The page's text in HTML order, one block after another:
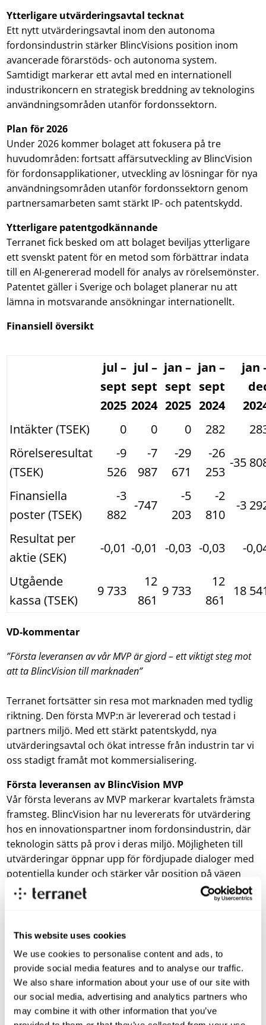
This website uses cookies
We use cookies to personalise content and ads, to
provide social media features and to analyse our traffic.
We also share information about your use of our site with
our social media, advertising and analytics partners who
may combine it with other information that you’ve
Ytterligare utvärderingsavtal tecknat
Ett nytt utvärderingsavtal inom den autonoma
fordonsindustrin stärker BlincVisions position inom
avancerade förarstöds- och autonoma system.
Samtidigt markerar ett avtal med en internationell
industrikoncern en strategisk breddning av teknologins
användningsområden utanför fordonssektorn.
Plan för 2026
Under 2026 kommer bolaget att fokusera på tre
huvudområden: fortsatt affärsutveckling av BlincVision
för fordonsapplikationer, utveckling av lösningar för nya
användningsområden utanför fordonssektorn genom
partnersamarbeten samt stärkt IP- och patentskydd.
Ytterligare patentgodkännande
Terranet fick besked om att bolaget beviljas ytterligare
ett svenskt patent för en metod som förbättrar indata
till en AI-genererad modell för analys av rörelsemönster.
Patentet gäller i Sverige och bolaget planerar nu att
lämna in motsvarande ansökningar internationellt.
Finansiell översikt
jul –
sept
2025
jul –
sept
2024
jan –
sept
2025
jan –
sept
2024
jan
Intäkter (TSEK)
0 0 0 282
Rörelseresultat
(TSEK)
-9
526
-7
987
-29
671
-26
253
-35
Finansiella
poster (TSEK)
-3
882
-747
-5
203
-2
810
-3
Resultat per
aktie (SEK)
-0,01 -0,01 -0,03 -0,03 -
Utgående
kassa (TSEK)
9 733
12
861
9 733
12
861
18
VD-kommentar
”Första leveransen av vår MVP är gjord – ett viktigt steg mot
att ta BlincVision till marknaden”
Terranet fortsätter sin resa mot marknaden med tydlig
riktning. Den första MVP:n är levererad och testad i
partners miljö. Med ett stärkt patentskydd, nya
utvärderingsavtal och ökat intresse från industrin tar vi
oss stadigt framåt mot kommersialisering.
Första leveransen av BlincVision MVP
Vår första leverans av MVP markerar kvartalets främsta
framsteg. BlincVision har nu levererats för utvärdering
hos en innovationspartner inom fordonsindustrin, där
teknologin sätts på prov i deras miljö. Möjligheten till
utvärderingar öppnar upp för fördjupade dialoger med
potentiella kunder och stärker vår position på vägen
mot kommersiell användning. Intresset för BlincVision
ökar i takt med att teknologin nu kan demonstreras och
Närvaro på branschens ledande mötesplatser
Vi har ökat våra satsningar inom marknadsföring och
affärsutveckling för att stärka vår position och skapa
förutsättningar för framtida tillväxt. Under sommaren
deltog vi vid Auto.AI och Safety.AD USA i San Francisco,
viktiga mötesplatser för branschens ledande aktörer